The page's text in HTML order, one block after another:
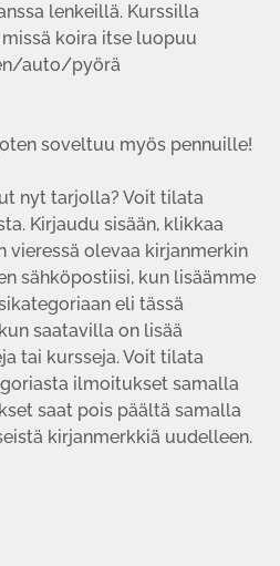
lenkeillä. Kurssilla
koira itse luopuu
auto/pyörä
soveltuu myös pennuille!
nyt tarjolla? Voit tilata
Kirjaudu sisään, klikkaa
vieressä olevaa kirjanmerkin
sähköpostiisi, kun lisäämme
eli tässä
saatavilla on lisää
tai kursseja. Voit tilata
ilmoitukset samalla
saat pois päältä samalla
kirjanmerkkiä uudelleen.